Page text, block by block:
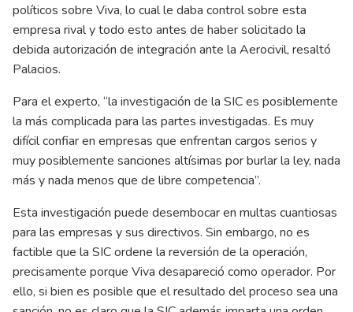
políticos sobre Viva, lo cual le daba control sobre esta
empresa rival y todo esto antes de haber solicitado la
debida autorización de integración ante la Aerocivil, resaltó
Palacios.
Para el experto, “la investigación de la SIC es posiblemente
la más complicada para las partes investigadas. Es muy
difícil confiar en empresas que enfrentan cargos serios y
muy posiblemente sanciones altísimas por burlar la ley, nada
más y nada menos que de libre competencia”.
Esta investigación puede desembocar en multas cuantiosas
para las empresas y sus directivos. Sin embargo, no es
factible que la SIC ordene la reversión de la operación,
precisamente porque Viva desapareció como operador. Por
ello, si bien es posible que el resultado del proceso sea una